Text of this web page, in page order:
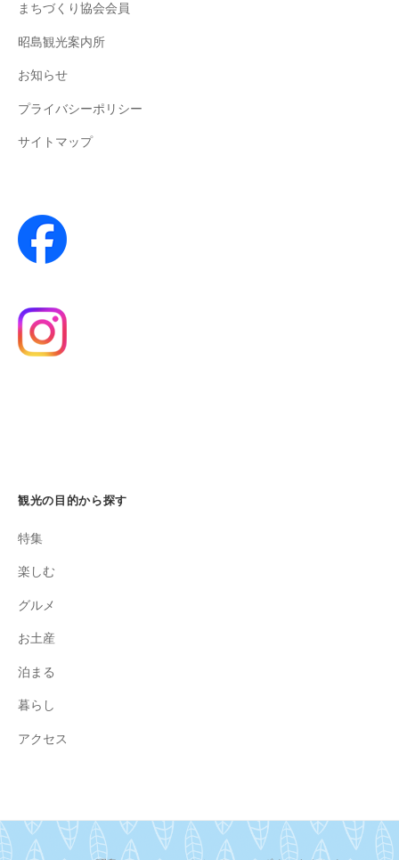
まちづくり協会会員
昭島観光案内所
お知らせ
プライバシーポリシー
サイトマップ
観光の目的から探す
特集
楽しむ
グルメ
お土産
泊まる
暮らし
アクセス